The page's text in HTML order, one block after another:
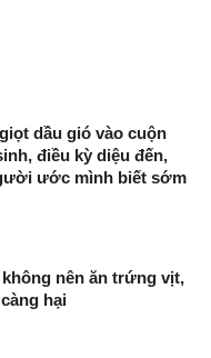
dầu gió vào cuộn
điều kỳ diệu đến,
ước mình biết sớm
nên ăn trứng vịt,
hại